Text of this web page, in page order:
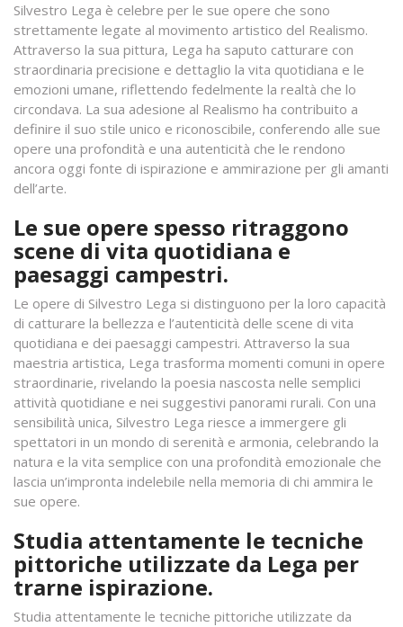
Silvestro Lega è celebre per le sue opere che sono
strettamente legate al movimento artistico del Realismo.
Attraverso la sua pittura, Lega ha saputo catturare con
straordinaria precisione e dettaglio la vita quotidiana e le
emozioni umane, riflettendo fedelmente la realtà che lo
circondava. La sua adesione al Realismo ha contribuito a
definire il suo stile unico e riconoscibile, conferendo alle sue
opere una profondità e una autenticità che le rendono
ancora oggi fonte di ispirazione e ammirazione per gli amanti
dell’arte.
Le sue opere spesso ritraggono
scene di vita quotidiana e
paesaggi campestri.
Le opere di Silvestro Lega si distinguono per la loro capacità
di catturare la bellezza e l’autenticità delle scene di vita
quotidiana e dei paesaggi campestri. Attraverso la sua
maestria artistica, Lega trasforma momenti comuni in opere
straordinarie, rivelando la poesia nascosta nelle semplici
attività quotidiane e nei suggestivi panorami rurali. Con una
sensibilità unica, Silvestro Lega riesce a immergere gli
spettatori in un mondo di serenità e armonia, celebrando la
natura e la vita semplice con una profondità emozionale che
lascia un’impronta indelebile nella memoria di chi ammira le
sue opere.
Studia attentamente le tecniche
pittoriche utilizzate da Lega per
trarne ispirazione.
Studia attentamente le tecniche pittoriche utilizzate da